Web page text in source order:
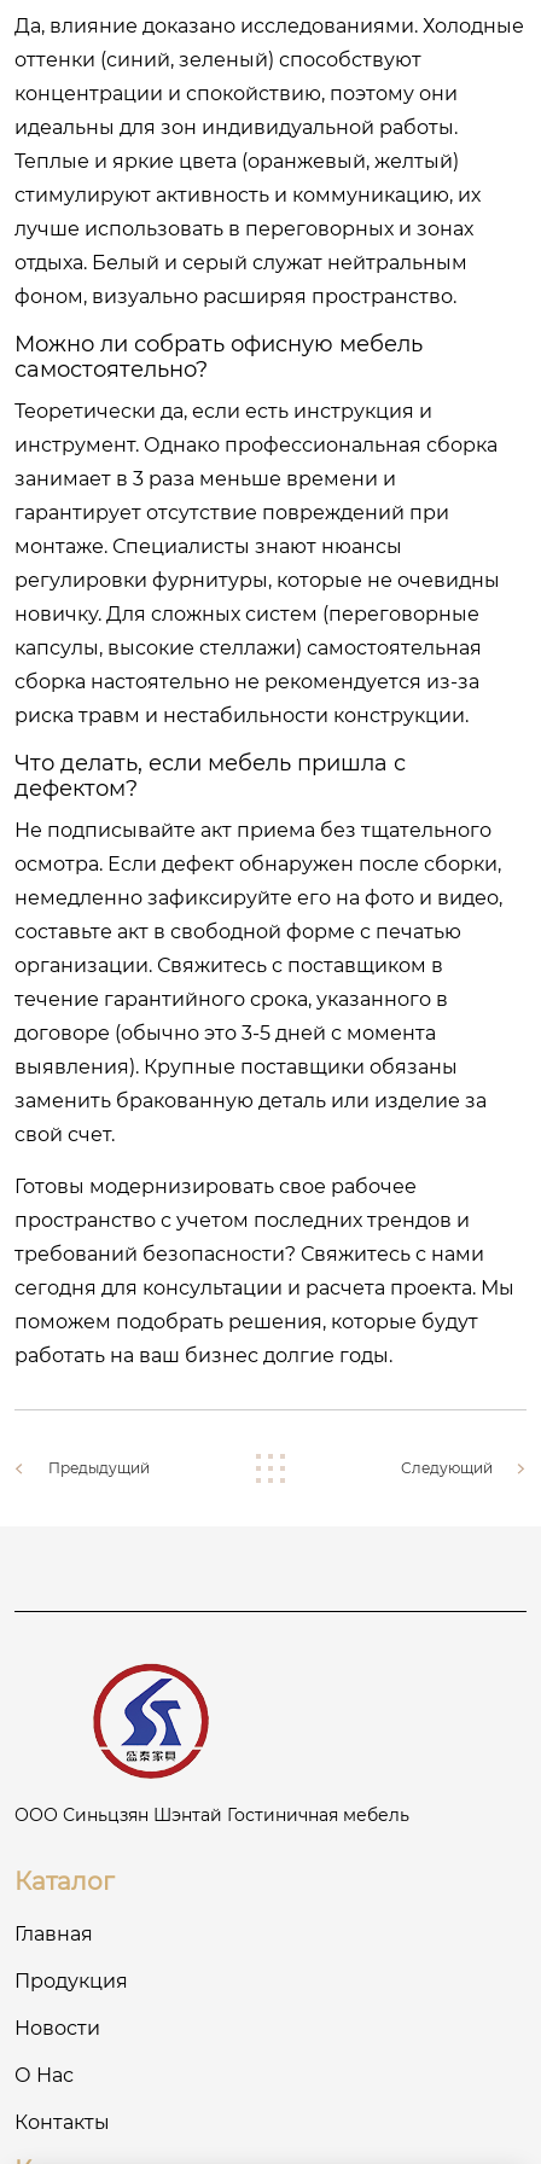
Да, влияние доказано исследованиями. Холодные
оттенки (синий, зеленый) способствуют
концентрации и спокойствию, поэтому они
идеальны для зон индивидуальной работы.
Теплые и яркие цвета (оранжевый, желтый)
стимулируют активность и коммуникацию, их
лучше использовать в переговорных и зонах
отдыха. Белый и серый служат нейтральным
фоном, визуально расширяя пространство.
Можно ли собрать офисную мебель
самостоятельно?
Теоретически да, если есть инструкция и
инструмент. Однако профессиональная сборка
занимает в 3 раза меньше времени и
гарантирует отсутствие повреждений при
монтаже. Специалисты знают нюансы
регулировки фурнитуры, которые не очевидны
новичку. Для сложных систем (переговорные
капсулы, высокие стеллажи) самостоятельная
сборка настоятельно не рекомендуется из-за
риска травм и нестабильности конструкции.
Что делать, если мебель пришла с
дефектом?
Не подписывайте акт приема без тщательного
осмотра. Если дефект обнаружен после сборки,
немедленно зафиксируйте его на фото и видео,
составьте акт в свободной форме с печатью
организации. Свяжитесь с поставщиком в
течение гарантийного срока, указанного в
договоре (обычно это 3-5 дней с момента
выявления). Крупные поставщики обязаны
заменить бракованную деталь или изделие за
свой счет.
Готовы модернизировать свое рабочее
пространство с учетом последних трендов и
требований безопасности? Свяжитесь с нами
сегодня для консультации и расчета проекта. Мы
поможем подобрать решения, которые будут
работать на ваш бизнес долгие годы.
Предыдущий Следующий
ООО Синьцзян Шэнтай Гостиничная мебель
Каталог
Главная
Продукция
Новости
О Нас
Контакты